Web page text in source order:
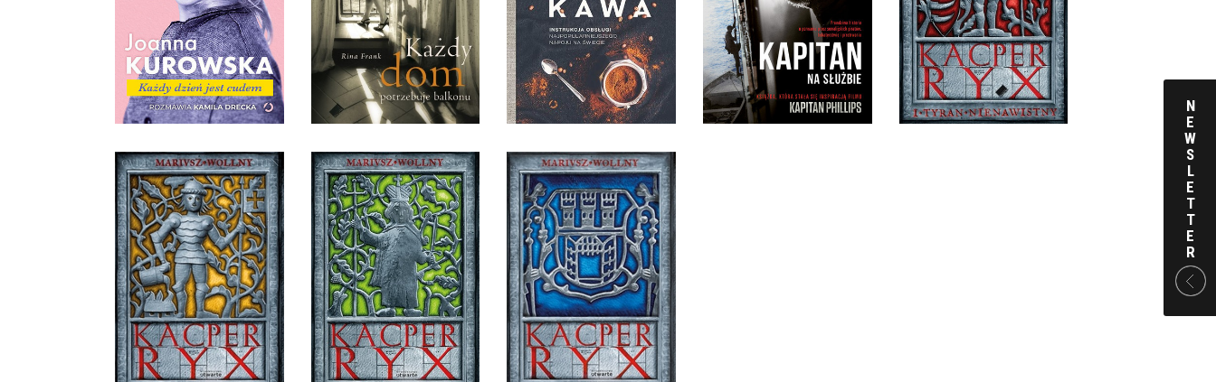
KUROWSKA
OPRAWA TWARDA
59,99 ZŁ
RINA FRANK
OPRAWA MIĘKKA
32,90 ZŁ
IKA GRABOŃ
OPRAWA TWARDA
39,90 ZŁ
STEPHAN TALTY
OPRAWA MIĘKKA
34,90 ZŁ
MARIUSZ WOLLNY
OPRAWA MIĘKKA
39,90 ZŁ
KACPER RYX I KRÓL
PRZEKLĘTY
MARIUSZ WOLLNY
OPRAWA MIĘKKA
39,90 ZŁ
KACPER RYX I KRÓL
ALCHEMIKÓW
MARIUSZ WOLLNY
OPRAWA MIĘKKA
39,90 ZŁ
KACPER RYX
MARIUSZ WOLLNY
OPRAWA MIĘKKA
39,90 ZŁ
N
E
W
S
L
E
T
T
E
R